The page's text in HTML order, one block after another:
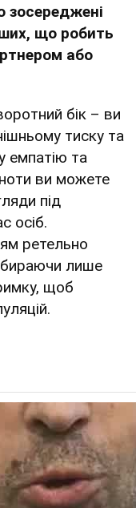
зосереджені
що робить
або
бік – ви
тиску та
емпатію та
ви можете
під
осіб.
ретельно
лише
щоб